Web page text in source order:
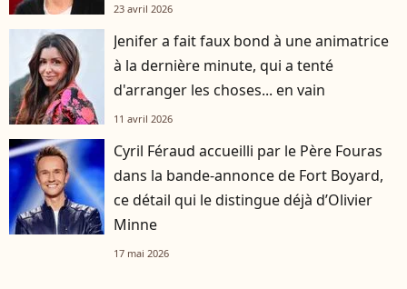
23 avril 2026
Jenifer a fait faux bond à une animatrice
à la dernière minute, qui a tenté
d'arranger les choses... en vain
11 avril 2026
Cyril Féraud accueilli par le Père Fouras
dans la bande-annonce de Fort Boyard,
ce détail qui le distingue déjà d’Olivier
Minne
17 mai 2026